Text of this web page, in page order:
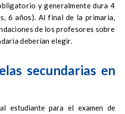
y generalmente dura 4
6 años). Al final de la primaria,
de los profesores sobre
deberían elegir.
secundarias en
estudiante para el examen de